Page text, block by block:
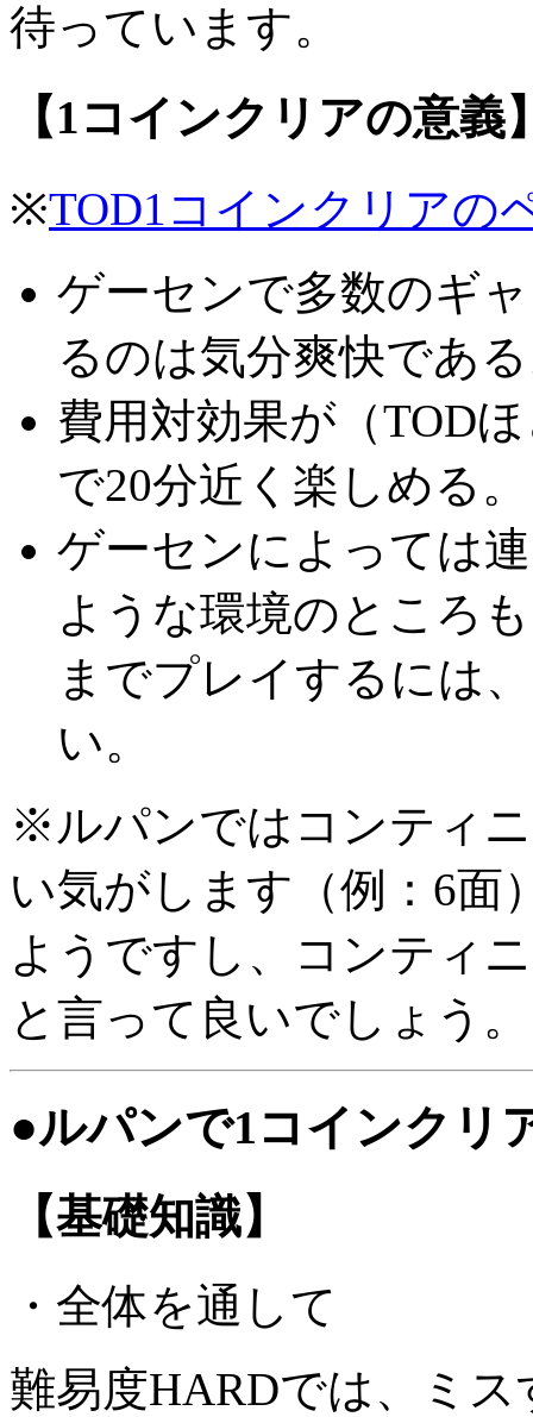
待っています。
【1コインクリアの意義
※TOD1コインクリアの
ゲーセンで多数のギ
るのは気分爽快であ
費用対効果が（TOD
で20分近く楽しめる。
ゲーセンによっては
ような環境のところ
までプレイするには
い。
※ルパンではコンティ
い気がします（例：6面
ようですし、コンティ
と言って良いでしょう。
●ルパンで1コインクリ
【基礎知識】
・全体を通して
難易度HARDでは、ミ